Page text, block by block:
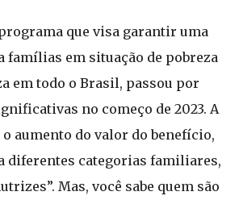
que visa garantir uma
famílias em situação de pobreza
em todo o Brasil, passou por
no começo de 2023. A
aumento do valor do benefício,
diferentes categorias familiares,
Mas, você sabe quem são